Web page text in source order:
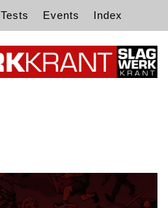
Tests Events Index